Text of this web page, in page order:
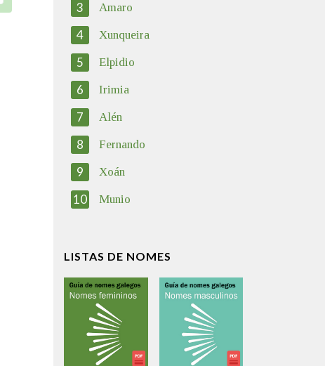
3 Amaro
4 Xunqueira
5 Elpidio
6 Irimia
7 Alén
8 Fernando
9 Xoán
10 Munio
LISTAS DE NOMES